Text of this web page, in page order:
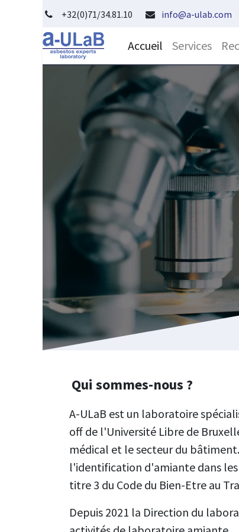
+32(0)71/34.81.10 info@a-ulab.com
Accueil Services
Qui sommes-nous ?
A-ULaB est un laboratoire
off de l'Université Libre de
médical et le secteur du
l'identification d'amiante dans
titre 3 du Code du Bien-Etre au
Depuis 2021 la Direction du